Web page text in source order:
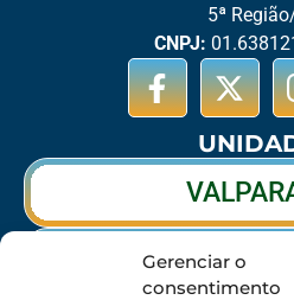
Gerenciar o
consentimento
5ª
CNPJ:
RIO